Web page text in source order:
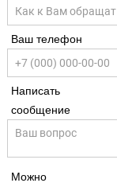
Ваш телефон
Написать
сообщение
Можно